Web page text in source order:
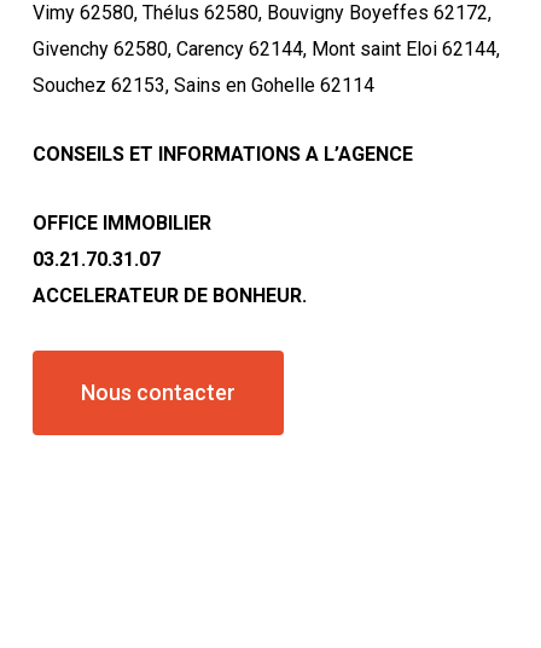
Vimy 62580, Thélus 62580, Bouvigny Boyeffes 62172,
Givenchy 62580, Carency 62144, Mont saint Eloi 62144,
Souchez 62153, Sains en Gohelle 62114
CONSEILS ET INFORMATIONS A L’AGENCE
OFFICE IMMOBILIER
03.21.70.31.07
ACCELERATEUR DE BONHEUR.
Nous contacter